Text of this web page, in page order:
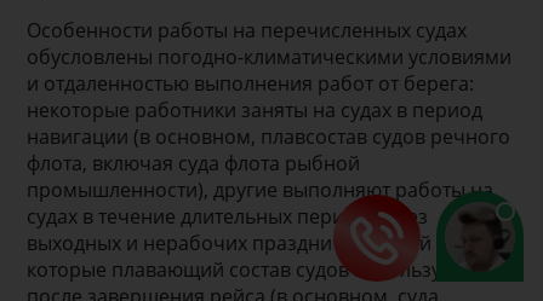
Особенности работы на перечисленных судах
обусловлены погодно-климатическими условиями
и отдаленностью выполнения работ от берега:
некоторые работники заняты на судах в период
навигации (в основном, плавсостав судов речного
флота, включая суда флота рыбной
промышленности), другие выполняют работы на
судах в течение длительных периодов без
выходных и нерабочих праздничных дней отдыха,
которые плавающий состав судов использует